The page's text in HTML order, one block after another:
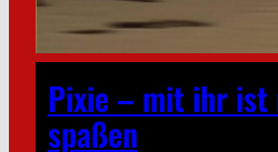
Pixie – mit ihr ist
spaßen